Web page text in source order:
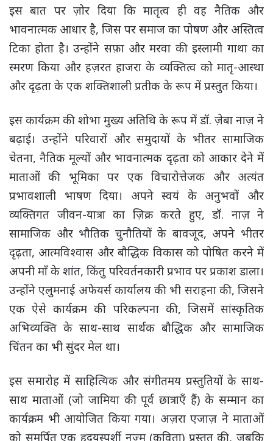
इस बात पर ज़ोर दिया कि मातृत्व ही वह नैतिक और
भावनात्मक आधार है, जिस पर समाज का पोषण और अस्तित्व
टिका होता है। उन्होंने सफ़ा और मरवा की इस्लामी गाथा का
स्मरण किया और हज़रत हाजरा के व्यक्तित्व को मातृ-आस्था
और दृढ़ता के एक शक्तिशाली प्रतीक के रूप में प्रस्तुत किया।
इस कार्यक्रम की शोभा मुख्य अतिथि के रूप में डॉ. ज़ेबा नाज़ ने
बढ़ाई। उन्होंने परिवारों और समुदायों के भीतर सामाजिक
चेतना, नैतिक मूल्यों और भावनात्मक दृढ़ता को आकार देने में
माताओं की भूमिका पर एक विचारोत्तेजक और अत्यंत
प्रभावशाली भाषण दिया। अपने स्वयं के अनुभवों और
व्यक्तिगत जीवन-यात्रा का ज़िक्र करते हुए, डॉ. नाज़ ने
सामाजिक और भौतिक चुनौतियों के बावजूद, अपने भीतर
दृढ़ता, आत्मविश्वास और बौद्धिक विकास को पोषित करने में
अपनी माँ के शांत, किंतु परिवर्तनकारी प्रभाव पर प्रकाश डाला।
उन्होंने एलुमनाई अफेयर्स कार्यालय की भी सराहना की, जिसने
एक ऐसे कार्यक्रम की परिकल्पना की, जिसमें सांस्कृतिक
अभिव्यक्ति के साथ-साथ सार्थक बौद्धिक और सामाजिक
चिंतन का भी सुंदर मेल था।
इस समारोह में साहित्यिक और संगीतमय प्रस्तुतियों के साथ-
साथ माताओं (जो जामिया की पूर्व छात्राएँ हैं) के सम्मान का
कार्यक्रम भी आयोजित किया गया। अज़रा एजाज़ ने माताओं
को समर्पित एक हृदयस्पर्शी नज़्म (कविता) प्रस्तुत की, जबकि